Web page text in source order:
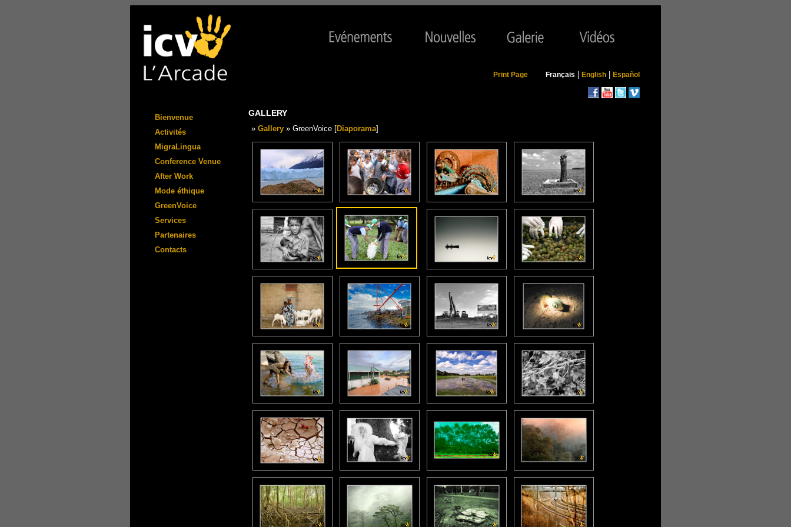
Print Page Français English Español
Bienvenue
Activités
MigraLingua
Conference Venue
After Work
Mode éthique
GreenVoice
Services
Partenaires
Contacts
GALLERY
» Gallery » GreenVoice [Diaporama]